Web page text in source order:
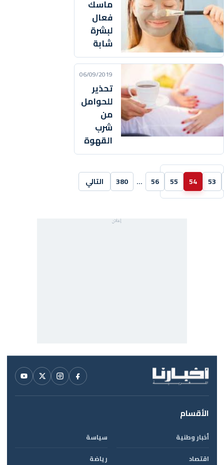
ماسك
فعال
لبشرة
شابة
06/09/2019
تحذير
للحوامل
من
شرب
القهوة
53
54
55
56
…
380 التالي
الأقسام
أخبار وطنية
سياسة
اقتصاد
رياضة